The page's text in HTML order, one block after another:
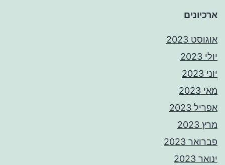
ארכיונים
אוגוסט 2023
יולי 2023
יוני 2023
מאי 2023
אפריל 2023
מרץ 2023
פברואר 2023
ינואר 2023